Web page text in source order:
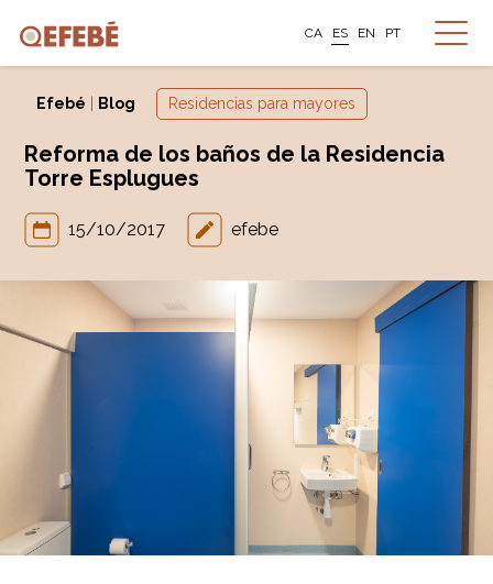
CA ES EN PT
Efebé Blog Residencias para mayores
Reforma de los baños de la Residencia
Torre Esplugues
15/10/2017 efebe